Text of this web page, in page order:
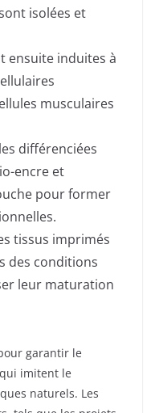
isolées et
ensuite induites à
musculaires
différenciées
encre et
pour former
tissus imprimés
des conditions
leur maturation
garantir le
imitent le
naturels. Les